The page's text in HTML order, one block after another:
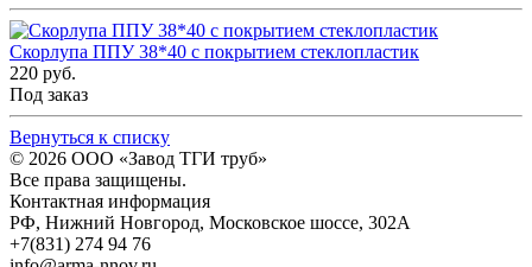
Скорлупа ППУ 38*40 с покрытием стеклопластик
220 руб.
Под заказ
Вернуться к списку
© 2026 ООО «Завод ТГИ труб»
Все права защищены.
Контактная информация
РФ, Нижний Новгород, Московское шоссе, 302А
+7(831) 274 94 76